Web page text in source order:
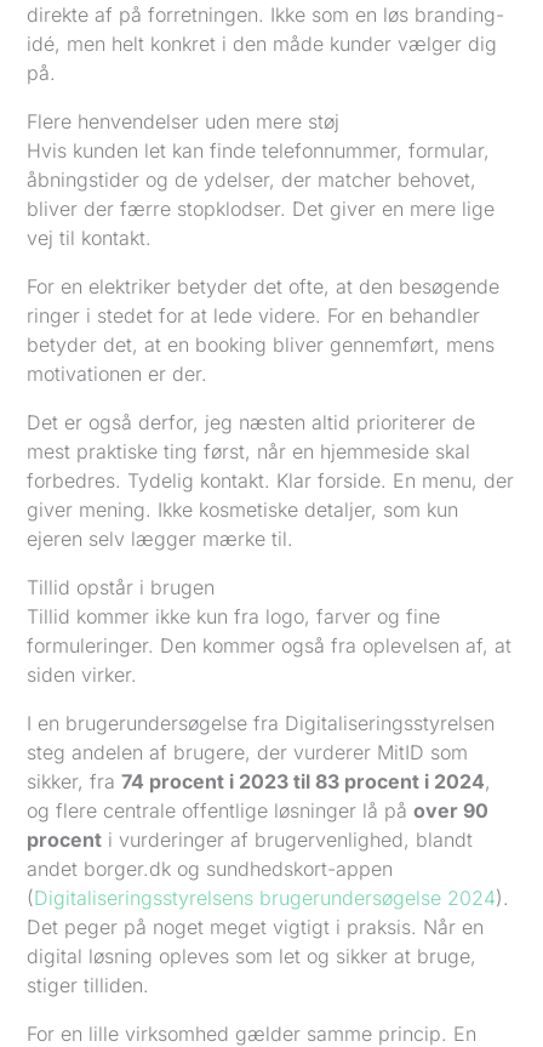
direkte af på forretningen. Ikke som en løs branding-
idé, men helt konkret i den måde kunder vælger dig
på.
Flere henvendelser uden mere støj
Hvis kunden let kan finde telefonnummer, formular,
åbningstider og de ydelser, der matcher behovet,
bliver der færre stopklodser. Det giver en mere lige
vej til kontakt.
For en elektriker betyder det ofte, at den besøgende
ringer i stedet for at lede videre. For en behandler
betyder det, at en booking bliver gennemført, mens
motivationen er der.
Det er også derfor, jeg næsten altid prioriterer de
mest praktiske ting først, når en hjemmeside skal
forbedres. Tydelig kontakt. Klar forside. En menu, der
giver mening. Ikke kosmetiske detaljer, som kun
ejeren selv lægger mærke til.
Tillid opstår i brugen
Tillid kommer ikke kun fra logo, farver og fine
formuleringer. Den kommer også fra oplevelsen af, at
siden virker.
I en brugerundersøgelse fra Digitaliseringsstyrelsen
steg andelen af brugere, der vurderer MitID som
sikker, fra74 procent i 2023 til 83 procent i 2024,
og flere centrale offentlige løsninger lå påover 90
procent i vurderinger af brugervenlighed, blandt
andet borger.dk og sundhedskort-appen
(Digitaliseringsstyrelsens brugerundersøgelse 2024).
Det peger på noget meget vigtigt i praksis. Når en
digital løsning opleves som let og sikker at bruge,
stiger tilliden.
For en lille virksomhed gælder samme princip. En